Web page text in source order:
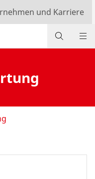
und Karriere